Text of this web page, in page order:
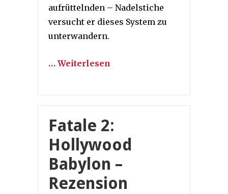
aufrüttelnden – Nadelstiche
versucht er dieses System zu
unterwandern.
… Weiterlesen
Fatale 2:
Hollywood
Babylon –
Rezension